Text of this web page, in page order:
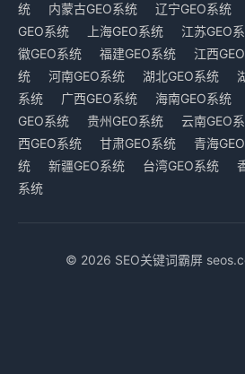
统
内蒙古GEO系统 辽宁GEO系统
GEO系统
上海GEO系统 江苏GEO
徽GEO系统
福建GEO系统 江西
统
河南GEO系统 湖北GEO系统
系统
广西GEO系统 海南GEO系统
GEO系统
贵州GEO系统 云南GEO
西GEO系统
甘肃GEO系统 青海
统
新疆GEO系统 台湾GEO系统
系统
© 2026 SEO关键词霸屏